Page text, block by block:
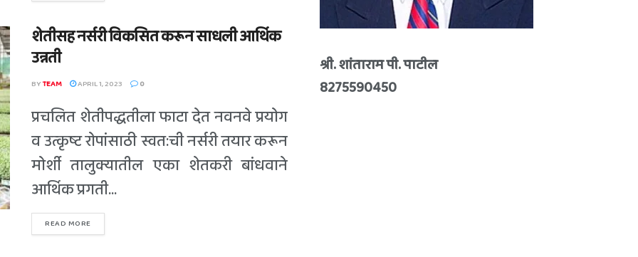
शेतीसह नर्सरी विकसित करून साधली आर्थिक
उन्नती
BYTEAM APRIL 1, 2023 0
प्रचलित शेतीपद्धतीला फाटा देत नवनवे प्रयोग
व उत्कृष्ट रोपांसाठी स्वत:ची नर्सरी तयार करून
मोर्शी तालुक्यातील एका शेतकरी बांधवाने
आर्थिक प्रगती...
READ MORE
श्री. शांताराम पी. पाटील
8275590450